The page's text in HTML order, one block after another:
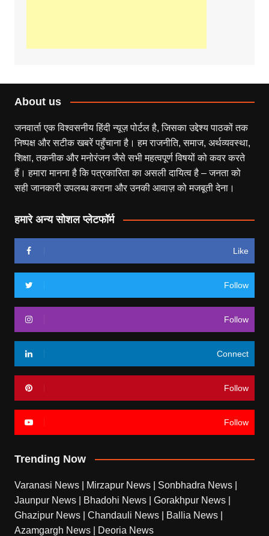
About us
जनवार्ता एक विश्वसनीय हिंदी न्यूज़ पोर्टल है, जिसका उद्देश्य पाठकों तक
निष्पक्ष और सटीक खबरें पहुँचाना है। हम राजनीति, समाज, अर्थव्यवस्था,
शिक्षा, तकनीक और मनोरंजन जैसे सभी महत्वपूर्ण विषयों को कवर करते
हैं। हमारा मानना है कि पत्रकारिता का असली दायित्व है – जनता को
सही जानकारी उपलब्ध कराना और उनकी आवाज़ को मजबूती देना।
हमारे अन्य सोशल प्लेटफॉर्म
Like
Follow
Follow
Connect
Follow
Follow
Trending Now
Varanasi News Mirzapur News Sonbhadra News
Jaunpur News
Bhadohi News Gorakhpur News
Ghazipur News
Chandauli News Ballia News
Azamgargh News
Deoria News